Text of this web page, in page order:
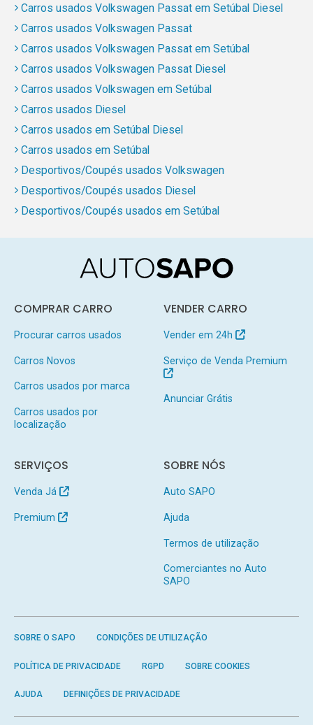
Carros usados Volkswagen Passat em Setúbal Diesel
Carros usados Volkswagen Passat
Carros usados Volkswagen Passat em Setúbal
Carros usados Volkswagen Passat Diesel
Carros usados Volkswagen em Setúbal
Carros usados Diesel
Carros usados em Setúbal Diesel
Carros usados em Setúbal
Desportivos/Coupés usados Volkswagen
Desportivos/Coupés usados Diesel
Desportivos/Coupés usados em Setúbal
COMPRAR CARRO
Procurar carros usados
Carros Novos
Carros usados por marca
Carros usados por
localização
VENDER CARRO
Vender em 24h
Serviço de Venda Premium
Anunciar Grátis
SERVIÇOS
Venda Já
Premium
SOBRE NÓS
Auto SAPO
Ajuda
Termos de utilização
Comerciantes no Auto
SAPO
SOBRE O SAPO CONDIÇÕES DE UTILIZAÇÃO
POLÍTICA DE PRIVACIDADE RGPD SOBRE COOKIES
AJUDA DEFINIÇÕES DE PRIVACIDADE